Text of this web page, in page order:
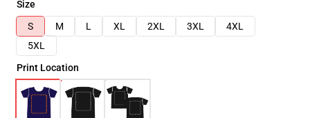
Size
S
M L XL 2XL 3XL
4XL
5XL
Print Location